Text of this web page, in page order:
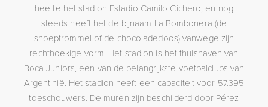
heette het stadion Estadio Camilo Cichero, en nog
steeds heeft het de bijnaam La Bombonera (de
snoeptrommel of de chocoladedoos) vanwege zijn
rechthoekige vorm. Het stadion is het thuishaven van
Boca Juniors, een van de belangrijkste voetbalclubs van
Argentinië. Het stadion heeft een capaciteit voor 57.395
toeschouwers. De muren zijn beschilderd door Pérez